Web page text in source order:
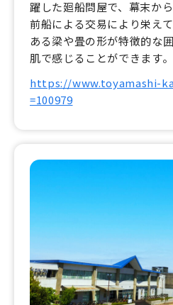
躍した廻船問屋で、幕末か
前船による交易により栄え
ある梁や畳の形が特徴的な
肌で感じることができます。
https://www.toyamashi-
=100979